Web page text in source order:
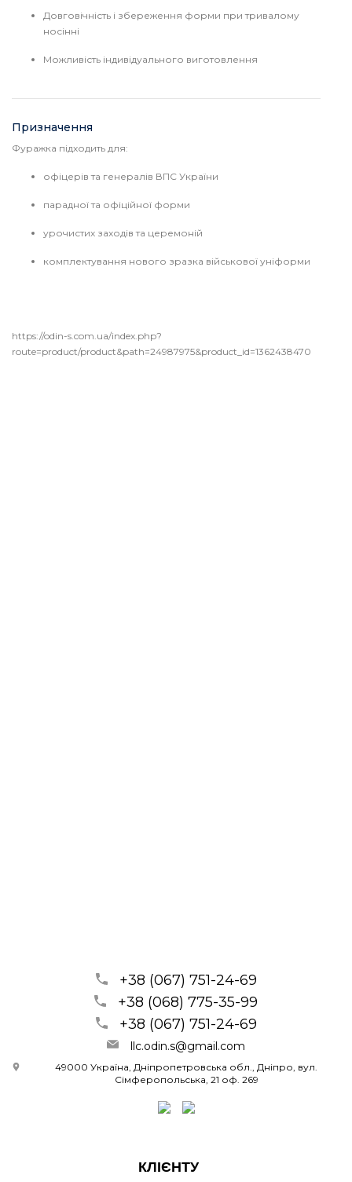
Довговічність і збереження форми при тривалому
носінні
Можливість індивідуального виготовлення
Призначення
Фуражка підходить для:
офіцерів та генералів ВПС України
парадної та офіційної форми
урочистих заходів та церемоній
комплектування нового зразка військової уніформи
https://odin-s.com.ua/index.php?
route=product/product&path=24987975&product_id=1362438470
+38 (067) 751-24-69
+38 (068) 775-35-99
+38 (067) 751-24-69
llc.odin.s@gmail.com
49000 Україна, Дніпропетровська обл., Дніпро, вул.
Сімферопольська, 21 оф. 269
КЛІЄНТУ